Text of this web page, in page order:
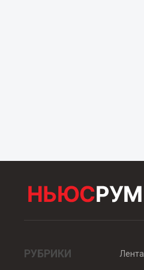
РУБРИКИ
Лента